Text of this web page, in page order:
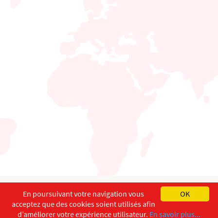
English Français
Copyright ©ISEC-AdW Aspects légaux
OK
En poursuivant votre navigation vous
acceptez que des cookies soient utilisés afin
d’améliorer votre expérience utilisateur. En savoir plus...